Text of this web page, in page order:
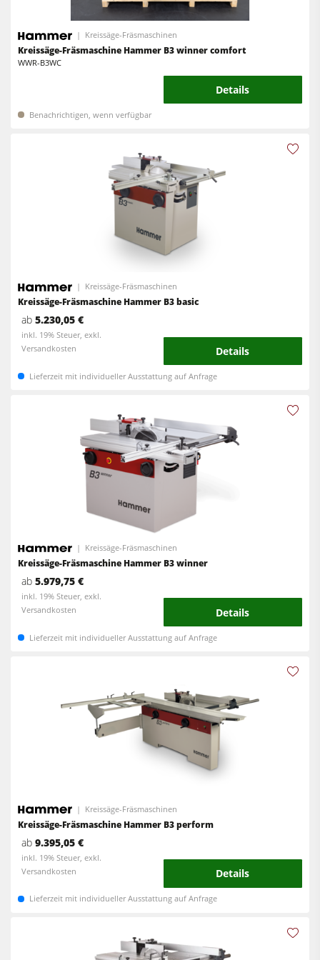
Reinluftabsauggeräte & Entstauber
Vorschubapparate
Vorschubapparate
Kreissäge-Fräsmaschinen
Kreissäge-Fräsmaschine Hammer B3 winner comfort
WWR-B3WC
Details
Benachrichtigen, wenn verfügbar
Kreissäge-Fräsmaschinen
Kreissäge-Fräsmaschine Hammer B3 basic
ab5.230,05 €
inkl. 19% Steuer, exkl.
Versandkosten
Details
Lieferzeit mit individueller Ausstattung auf Anfrage
Kreissäge-Fräsmaschinen
Kreissäge-Fräsmaschine Hammer B3 winner
ab5.979,75 €
inkl. 19% Steuer, exkl.
Versandkosten
Details
Lieferzeit mit individueller Ausstattung auf Anfrage
Kreissäge-Fräsmaschinen
Kreissäge-Fräsmaschine Hammer B3 perform
ab9.395,05 €
inkl. 19% Steuer, exkl.
Versandkosten
Details
Lieferzeit mit individueller Ausstattung auf Anfrage